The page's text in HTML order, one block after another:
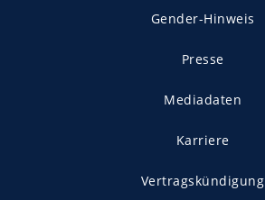
Gender-Hinweis
Presse
Mediadaten
Karriere
Vertragskündigung